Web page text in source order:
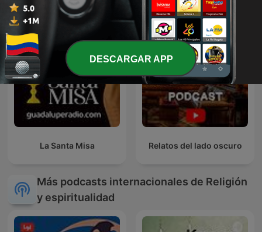
La Santa Misa Relatos del lado oscuro
Más podcasts internacionales de Religión
y espiritualidad
DESCARGAR APP